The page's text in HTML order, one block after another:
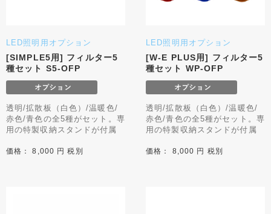
LED照明用オプション
[SIMPLE5用] フィルター5
種セット S5-OFP
透明/拡散板（白色）/温暖色/
赤色/青色の全5種がセット。専
用の特製収納スタンドが付属
価格： 8,000 円 税別
LED照明用オプション
[W-E PLUS用] フィルター5
種セット WP-OFP
透明/拡散板（白色）/温暖色/
赤色/青色の全5種がセット。専
用の特製収納スタンドが付属
価格： 8,000 円 税別